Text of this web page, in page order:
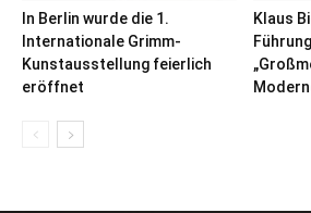
In Berlin wurde die 1.
Internationale Grimm-
Kunstausstellung feierlich
eröffnet
Klaus